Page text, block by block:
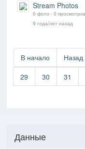
Stream Photos
0 фото ‧ 0
9 года/лет назад
В начало Назад
29
30 31
Данные